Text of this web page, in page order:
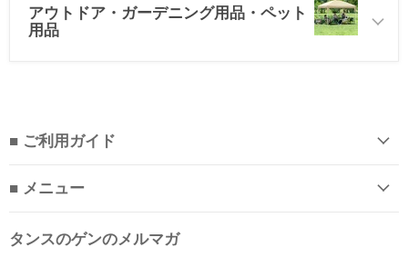
アウトドア・ガーデニング用品・ペット
用品
■ ご利用ガイド
■ メニュー
タンスのゲンのメルマガ